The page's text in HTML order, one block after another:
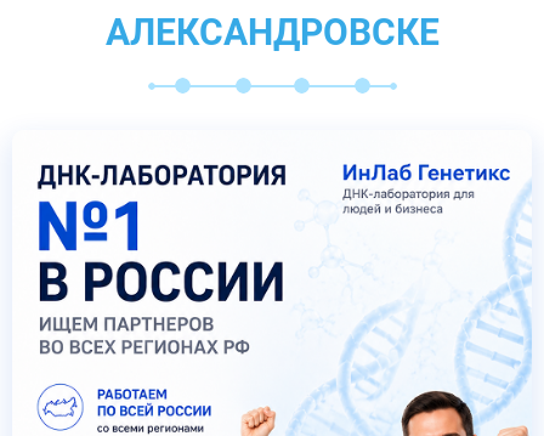
АЛЕКСАНДРОВСКЕ